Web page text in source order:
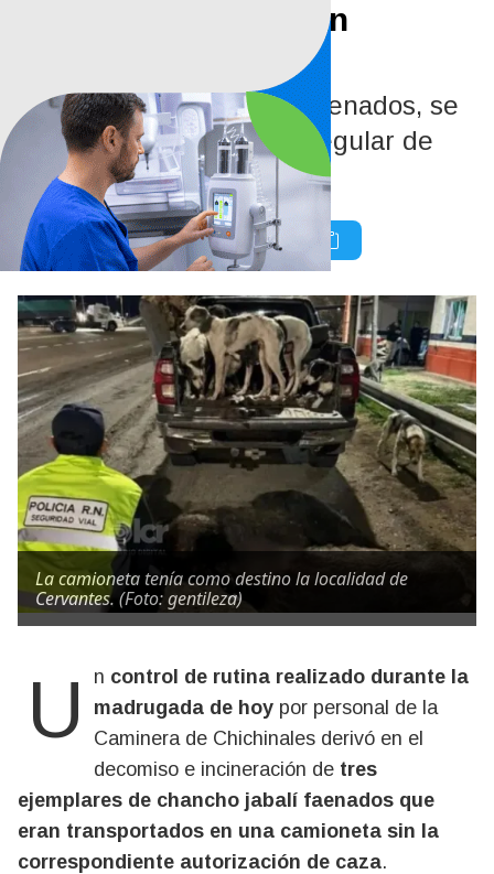
jabalíes faenados sin
Además de los jabalíes faenados, se
constató el transporte irregular de
perros de caza.
La camioneta tenía como destino la localidad de
Cervantes. (Foto: gentileza)
Un control de rutina realizado durante la
madrugada de hoy por personal de la
Caminera de Chichinales derivó en el
decomiso e incineración de tres
ejemplares de chancho jabalí faenados que
eran transportados en una camioneta sin la
correspondiente autorización de caza.